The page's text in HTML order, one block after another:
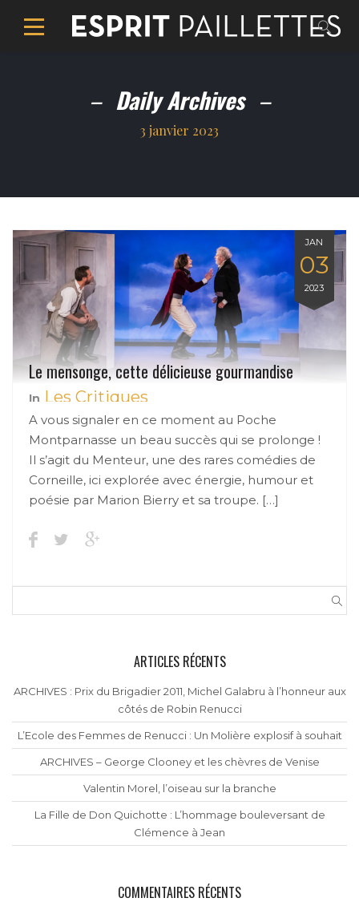
Daily Archives
3 janvier 2023
JAN
03
2023
Le mensonge, cette délicieuse gourmandise
In Les Critiques
A vous signaler en ce moment au Poche
Montparnasse un beau succès qui se prolonge !
Il s’agit du Menteur, une des rares comédies de
Corneille, ici explorée avec énergie, humour et
poésie par Marion Bierry et sa troupe. […]
ARTICLES RÉCENTS
ARCHIVES : Prix du Brigadier 2011, Michel Galabru à l’honneur aux
côtés de Robin Renucci
L’Ecole des Femmes de Renucci : Un Molière explosif à souhait
ARCHIVES – George Clooney et les chèvres de Venise
Valentin Morel, l’oiseau sur la branche
La Fille de Don Quichotte : L’hommage bouleversant de
Clémence à Jean
COMMENTAIRES RÉCENTS